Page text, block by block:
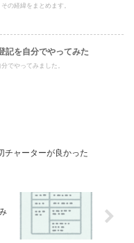
の経緯をまとめます。
記を自分でやってみた
でやってみました。
チャーターが良かった